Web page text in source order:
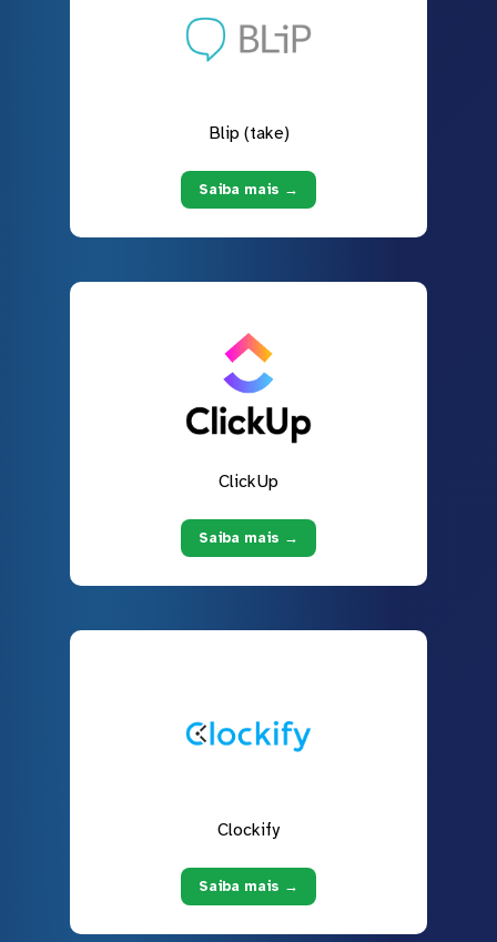
Blip (take)
Saiba mais →
ClickUp
Saiba mais →
Clockify
Saiba mais →